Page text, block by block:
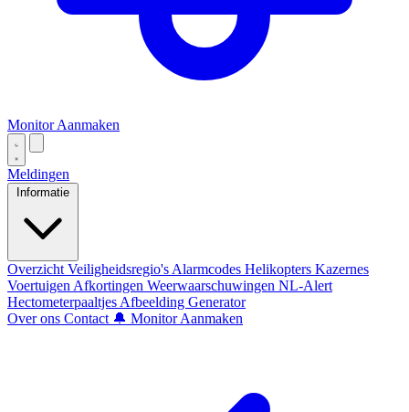
Monitor Aanmaken
Meldingen
Informatie
Overzicht Veiligheidsregio's Alarmcodes Helikopters Kazernes
Voertuigen Afkortingen Weerwaarschuwingen NL-Alert
Hectometerpaaltjes Afbeelding Generator
Over ons Contact 🔔 Monitor Aanmaken